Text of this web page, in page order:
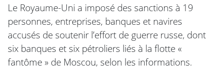
Le Royaume-Uni a imposé des sanctions à 19
personnes, entreprises, banques et navires
accusés de soutenir l’effort de guerre russe, dont
six banques et six pétroliers liés à la flotte «
fantôme » de Moscou, selon les informations.